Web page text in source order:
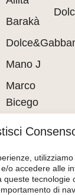
o accedere alle
queste tecnologie
di
Barakà
Mano J
Marco
Bicego
Messika
Bruni
Tavanti